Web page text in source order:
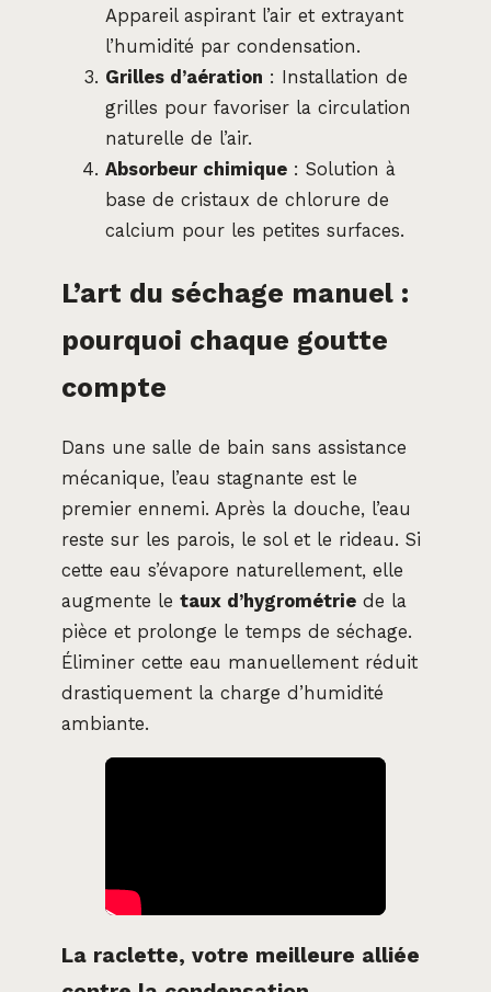
Appareil aspirant l’air et extrayant
l’humidité par condensation.
Grilles d’aération : Installation de
grilles pour favoriser la circulation
naturelle de l’air.
Absorbeur chimique : Solution à
base de cristaux de chlorure de
calcium pour les petites surfaces.
L’art du séchage manuel :
pourquoi chaque goutte
compte
Dans une salle de bain sans assistance
mécanique, l’eau stagnante est le
premier ennemi. Après la douche, l’eau
reste sur les parois, le sol et le rideau. Si
cette eau s’évapore naturellement, elle
augmente le taux d’hygrométrie de la
pièce et prolonge le temps de séchage.
Éliminer cette eau manuellement réduit
drastiquement la charge d’humidité
ambiante.
La raclette, votre meilleure alliée